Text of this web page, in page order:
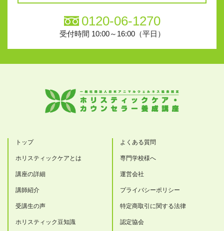
0120-06-1270
受付時間 10:00～16:00（平日）
トップ
ホリスティックケアとは
講座の詳細
講師紹介
受講生の声
ホリスティック豆知識
よくある質問
専門学校様へ
運営会社
プライバシーポリシー
特定商取引に関する法律
認定協会